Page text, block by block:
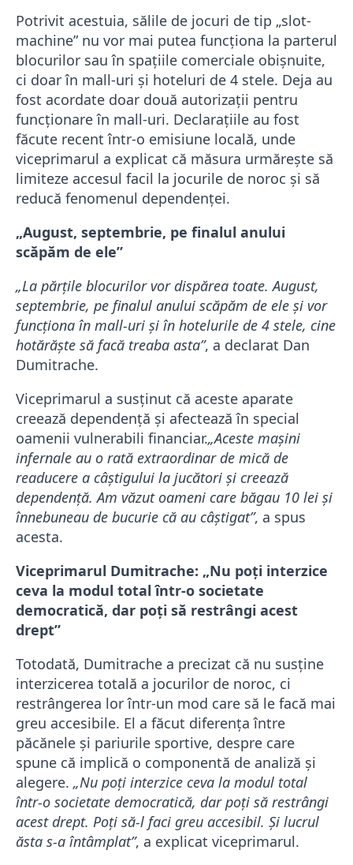
Potrivit acestuia, sălile de jocuri de tip „slot-
machine” nu vor mai putea funcționa la parterul
blocurilor sau în spațiile comerciale obișnuite,
ci doar în mall-uri și hoteluri de 4 stele. Deja au
fost acordate doar două autorizații pentru
funcționare în mall-uri. Declarațiile au fost
făcute recent într-o emisiune locală, unde
viceprimarul a explicat că măsura urmărește să
limiteze accesul facil la jocurile de noroc și să
reducă fenomenul dependenței.
„August, septembrie, pe finalul anului
scăpăm de ele”
„La părțile blocurilor vor dispărea toate. August,
septembrie, pe finalul anului scăpăm de ele și vor
funcționa în mall-uri și în hotelurile de 4 stele, cine
hotărăște să facă treaba asta”, a declarat Dan
Dumitrache.
Viceprimarul a susținut că aceste aparate
creează dependență și afectează în special
oamenii vulnerabili financiar.„Aceste mașini
infernale au o rată extraordinar de mică de
readucere a câștigului la jucători și creează
dependență. Am văzut oameni care băgau 10 lei și
înnebuneau de bucurie că au câștigat”, a spus
acesta.
Viceprimarul Dumitrache: „Nu poți interzice
ceva la modul total într-o societate
democratică, dar poți să restrângi acest
drept”
Totodată, Dumitrache a precizat că nu susține
interzicerea totală a jocurilor de noroc, ci
restrângerea lor într-un mod care să le facă mai
greu accesibile. El a făcut diferența între
păcănele și pariurile sportive, despre care
spune că implică o componentă de analiză și
alegere. „Nu poți interzice ceva la modul total
într-o societate democratică, dar poți să restrângi
acest drept. Poți să-l faci greu accesibil. Și lucrul
ăsta s-a întâmplat”, a explicat viceprimarul.